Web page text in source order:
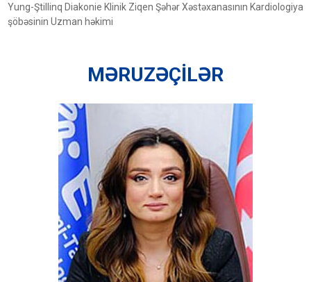
Yung-Ştillinq Diakonie Klinik Ziqen Şəhər Xəstəxanasının Kardiologiya
şöbəsinin Uzman həkimi
MƏRUZƏÇİLƏR